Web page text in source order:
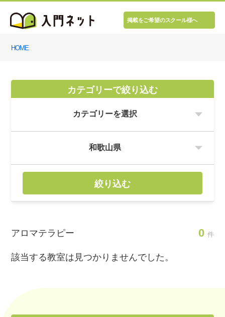
掲載をご希望のスクール様へ
HOME
カテゴリーで絞り込む
絞り込む
アロマテラピー 0 件
該当する教室は見つかりませんでした。